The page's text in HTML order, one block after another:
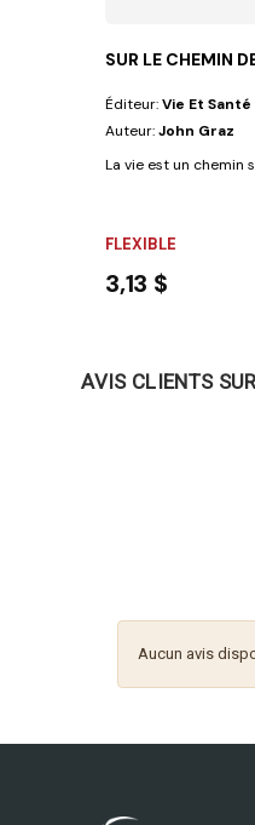
SUR LE CHEMIN
Éditeur:Vie Et Santé
Auteur:John Graz
La vie est un chemin
FLEXIBLE
3,13 $
AVIS CLIENTS
Aucun avis